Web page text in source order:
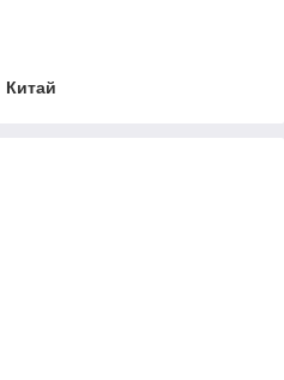
Китай